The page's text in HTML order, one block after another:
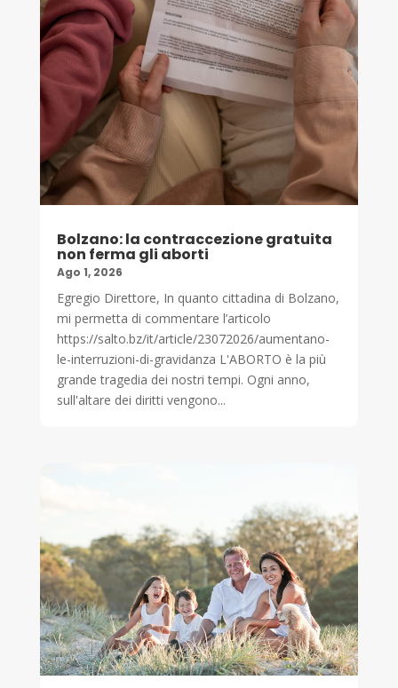
Bolzano: la contraccezione gratuita
non ferma gli aborti
Ago 1, 2026
Egregio Direttore, In quanto cittadina di Bolzano,
mi permetta di commentare l’articolo
https://salto.bz/it/article/23072026/aumentano-
le-interruzioni-di-gravidanza L'ABORTO è la più
grande tragedia dei nostri tempi. Ogni anno,
sull'altare dei diritti vengono...